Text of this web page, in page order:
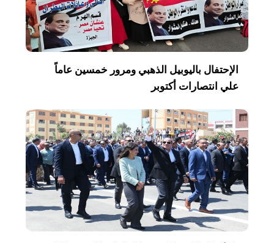
الإحتفال باليوبيل الذهبي ومرور خمسين عاماً
علي انتصارات أكتوبر